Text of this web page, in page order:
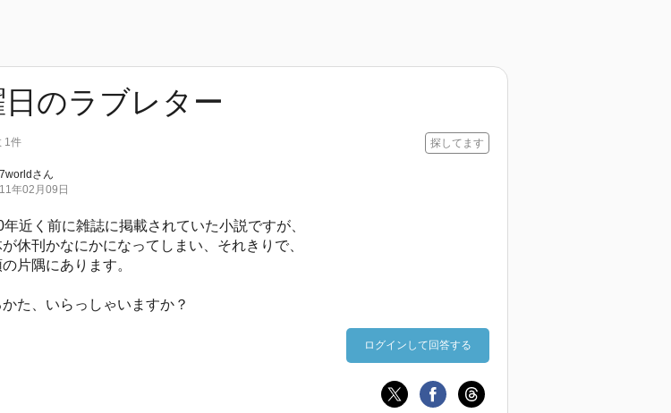
のラブレター
1件 探してます
さん
年02月09日
近く前に雑誌に掲載されていた小説ですが、
休刊かなにかになってしまい、それきりで、
片隅にあります。
た、いらっしゃいますか？
ログインして回答する